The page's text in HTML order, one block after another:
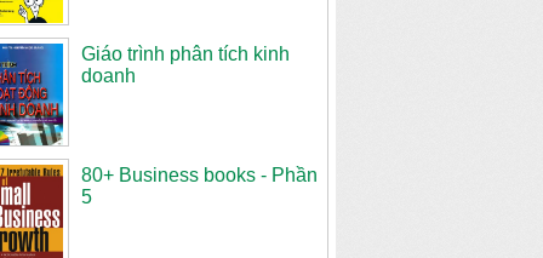
Giáo trình phân tích kinh
doanh
80+ Business books - Phần
5